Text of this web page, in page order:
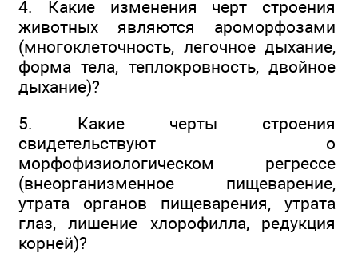
4. Какие изменения черт строения
животных являются ароморфозами
(многоклеточность, легочное дыхание,
форма тела, теплокровность, двойное
дыхание)?
5. Какие черты строения
свидетельствуют о
морфофизиологическом регрессе
(внеорганизменное пищеварение,
утрата органов пищеварения, утрата
глаз, лишение хлорофилла, редукция
корней)?